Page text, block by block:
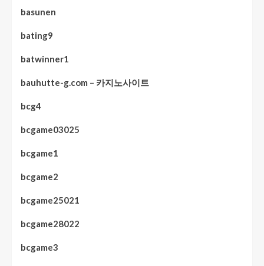
basunen
bating9
batwinner1
bauhutte-g.com – 카지노사이트
bcg4
bcgame03025
bcgame1
bcgame2
bcgame25021
bcgame28022
bcgame3